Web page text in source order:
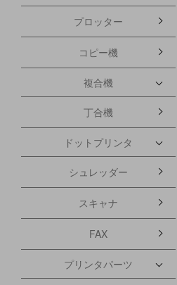
プロッター
コピー機
複合機
丁合機
ドットプリンタ
シュレッダー
スキャナ
FAX
プリンタパーツ